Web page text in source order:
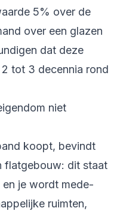
5% over de
over een glazen
dat deze
tot 3 decennia rond
niet
koopt, bevindt
flatgebouw: dit staat
je wordt mede-
ruimten,